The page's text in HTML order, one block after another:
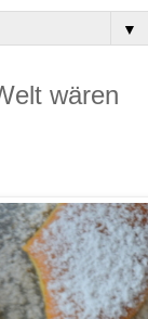
▼
wären